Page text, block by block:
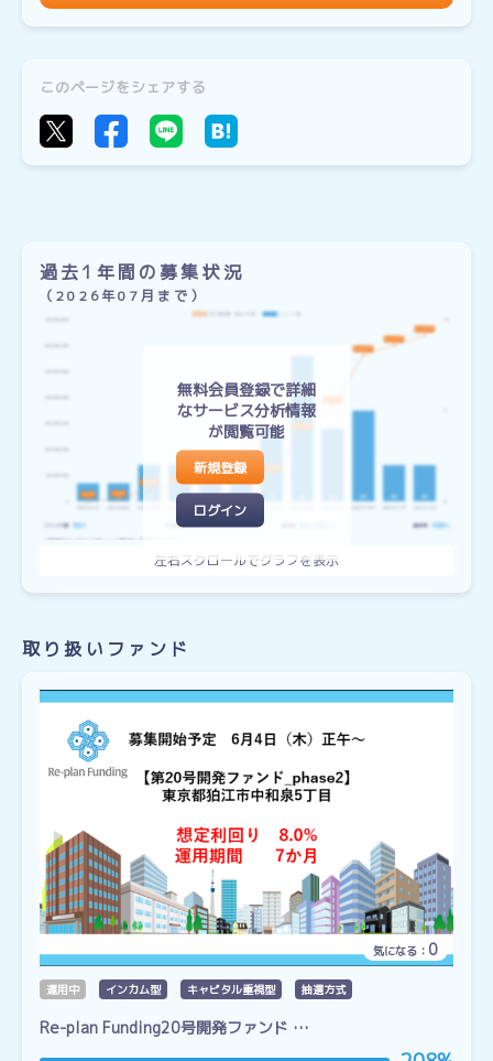
このページをシェアする
過去1年間の募集状況
（2026年07月まで）
無料会員登録で詳細
なサービス分析情報
が閲覧可能
新規登録
ログイン
取り扱いファンド
気になる： 0
運用中 インカム型 キャピタル重視型 抽選方式
Re-plan Funding20号開発ファンド …